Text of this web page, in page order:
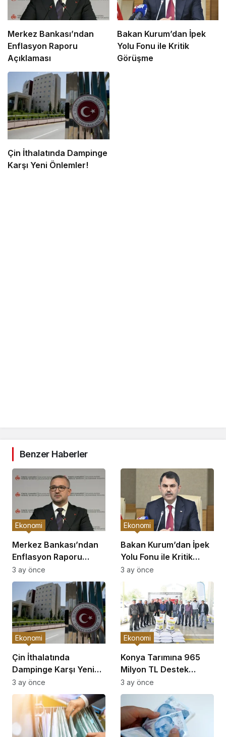
Merkez Bankası’ndan
Enflasyon Raporu
Açıklaması
Bakan Kurum’dan İpek
Yolu Fonu ile Kritik
Görüşme
Çin İthalatında Dampinge
Karşı Yeni Önlemler!
Benzer Haberler
Merkez Bankası’ndan
Enflasyon Raporu
Açıklaması
Ekonomi
3 ay önce
Bakan Kurum’dan İpek
Yolu Fonu ile Kritik
Görüşme
Ekonomi
3 ay önce
Çin İthalatında
Dampinge Karşı Yeni
Önlemler!
Ekonomi
3 ay önce
Konya Tarımına 965
Milyon TL Destek
Açıklaması
Ekonomi
3 ay önce